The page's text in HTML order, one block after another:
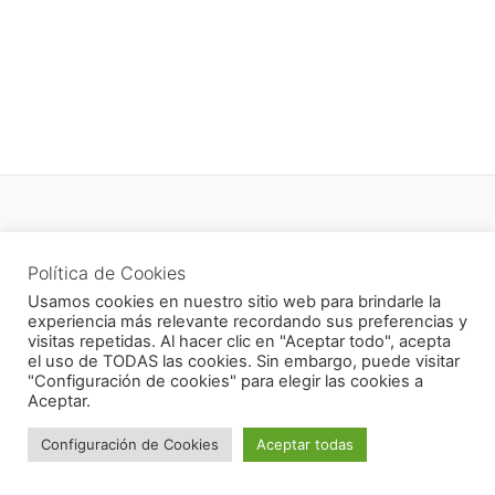
Todos los derechos © 2026 CukiCrochet | Funciona gracias a
Tema Astra para WordPress
Política de Cookies
Usamos cookies en nuestro sitio web para brindarle la
experiencia más relevante recordando sus preferencias y
visitas repetidas. Al hacer clic en "Aceptar todo", acepta
el uso de TODAS las cookies. Sin embargo, puede visitar
"Configuración de cookies" para elegir las cookies a
Aceptar.
Configuración de Cookies Aceptar todas